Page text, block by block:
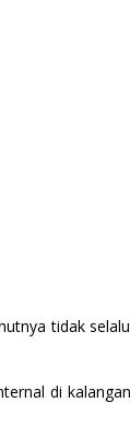
tidak
di